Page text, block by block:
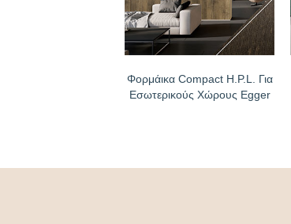
Φορμάικα Compact H.P.L. Για
Εσωτερικούς Χώρους Egger